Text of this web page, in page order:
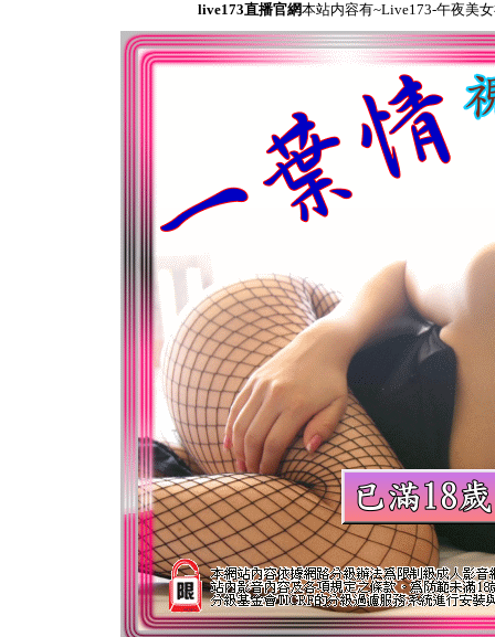
live173直播官網本站内容有~Live173-午夜美